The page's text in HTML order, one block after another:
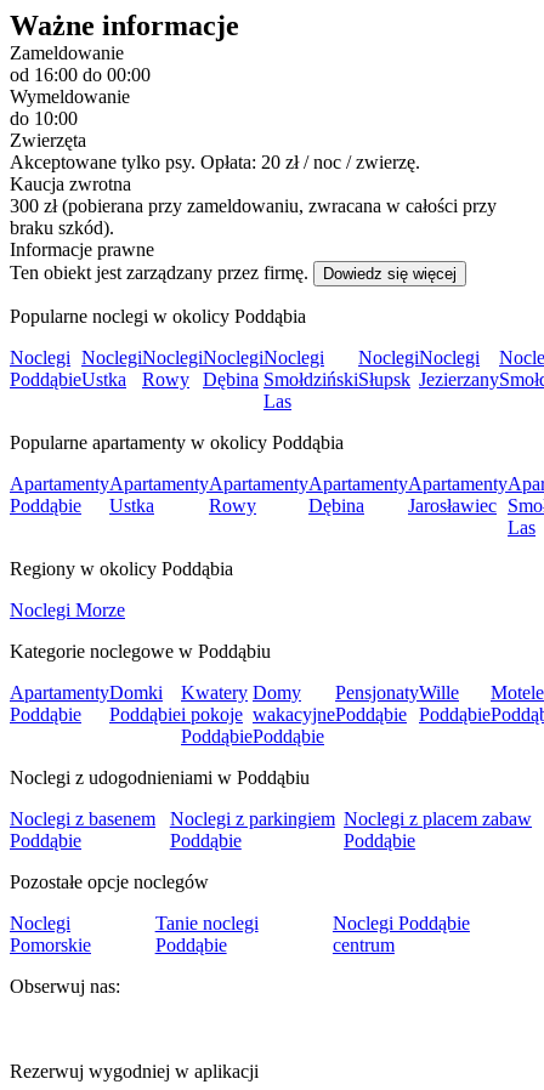
Ważne informacje
Zameldowanie
od 16:00 do 00:00
Wymeldowanie
do 10:00
Zwierzęta
Akceptowane tylko psy. Opłata: 20 zł / noc / zwierzę.
Kaucja zwrotna
300 zł (pobierana przy zameldowaniu, zwracana w całości przy
braku szkód).
Informacje prawne
Ten obiekt jest zarządzany przez firmę.
Dowiedz się więcej
Popularne noclegi w okolicy Poddąbia
Noclegi
Poddąbie
Noclegi
Ustka
Noclegi
Rowy
Noclegi
Dębina
Noclegi
Smołdziński
Las
Noclegi
Słupsk
Noclegi
Jezierzany
Popularne apartamenty w okolicy Poddąbia
Apartamenty
Poddąbie
Apartamenty
Ustka
Apartamenty
Rowy
Apartamenty
Dębina
Apartamenty
Jarosławiec
Las
Regiony w okolicy Poddąbia
Noclegi Morze
Kategorie noclegowe w Poddąbiu
Apartamenty
Poddąbie
Domki
Poddąbie
Kwatery
i pokoje
Poddąbie
Domy
wakacyjne
Poddąbie
Pensjonaty
Poddąbie
Wille
Poddąbie
Motele
Noclegi z udogodnieniami w Poddąbiu
Noclegi z basenem
Poddąbie
Noclegi z parkingiem
Poddąbie
Noclegi z placem zabaw
Poddąbie
Pozostałe opcje noclegów
Noclegi
Pomorskie
Tanie noclegi
Poddąbie
Noclegi Poddąbie
centrum
Obserwuj nas:
Rezerwuj wygodniej w aplikacji